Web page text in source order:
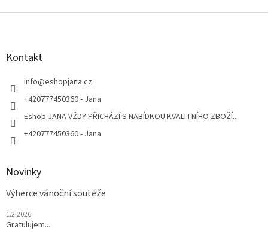
Z
Kontakt
info@eshopjana.cz
+420777450360 - Jana
Eshop JANA VŽDY PŘICHÁZÍ S NABÍDKOU KVALITNÍHO ZBOŽÍ...
+420777450360 - Jana
Novinky
Výherce vánoční soutěže
1.2.2026
Gratulujem...